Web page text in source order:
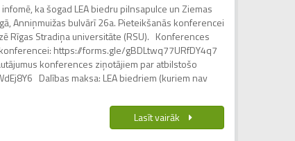
ka šogad LEA biedru pilnsapulce un Ziemas
Anniņmuižas bulvārī 26a. Pieteikšanās konferencei
Rīgas Stradiņa universitāte (RSU). Konferences
https://forms.gle/gBDLtwq77URfDY4q7
konferences ziņotājiem par atbilstošo
Dalības maksa: LEA biedriem (kuriem nav
Lasīt vairāk